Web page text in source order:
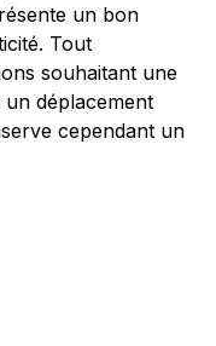
un bon
Tout
souhaitant une
déplacement
cependant un